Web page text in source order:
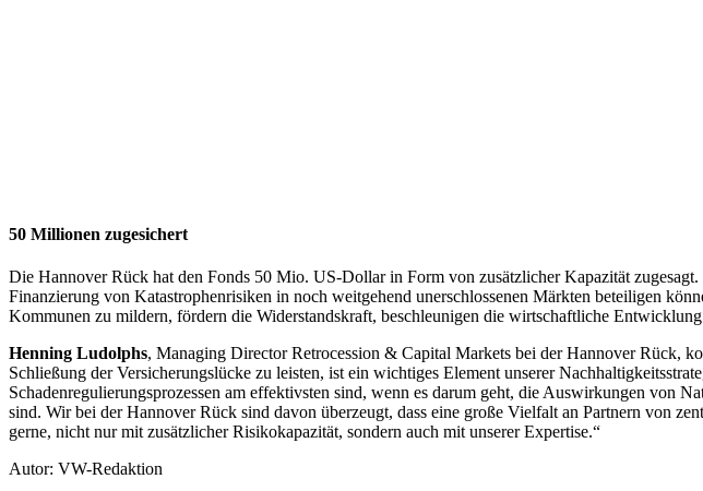
50 Millionen zugesichert
Die Hannover Rück hat den Fonds 50 Mio. US-Dollar in Form von zusätzlicher Kapazität
Finanzierung von Katastrophenrisiken in noch weitgehend unerschlossenen Märkten beteiligen
Kommunen zu mildern, fördern die Widerstandskraft, beschleunigen die wirtschaftliche
Henning Ludolphs, Managing Director Retrocession & Capital Markets bei der Hannover Rück,
Schließung der Versicherungslücke zu leisten, ist ein wichtiges Element unserer
Schadenregulierungsprozessen am effektivsten sind, wenn es darum geht, die Auswirkungen von
sind. Wir bei der Hannover Rück sind davon überzeugt, dass eine große Vielfalt an Partnern von
gerne, nicht nur mit zusätzlicher Risikokapazität, sondern auch mit unserer Expertise.“
Autor: VW-Redaktion